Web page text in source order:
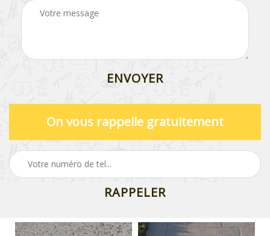
On vous rappelle gratuitement